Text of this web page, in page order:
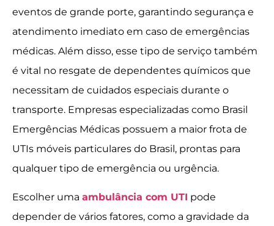
eventos de grande porte, garantindo segurança e
atendimento imediato em caso de emergências
médicas. Além disso, esse tipo de serviço também
é vital no resgate de dependentes químicos que
necessitam de cuidados especiais durante o
transporte. Empresas especializadas como Brasil
Emergências Médicas possuem a maior frota de
UTIs móveis particulares do Brasil, prontas para
qualquer tipo de emergência ou urgência.
Escolher uma ambulância com UTI pode
depender de vários fatores, como a gravidade da